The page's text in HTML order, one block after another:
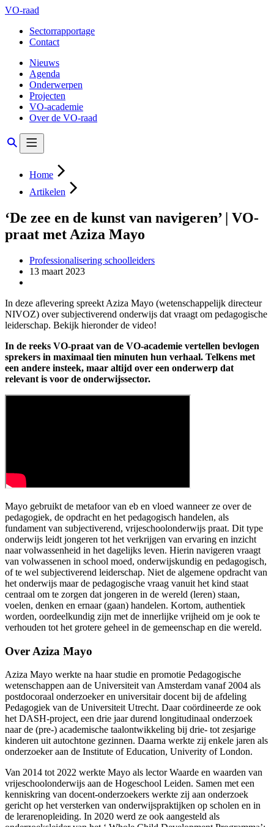
VO-raad
Sectorrapportage
Contact
Nieuws
Agenda
Onderwerpen
Projecten
VO-academie
Over de VO-raad
Home
Artikelen
‘De zee en de kunst van navigeren’ | VO-
praat met Aziza Mayo
Professionalisering schoolleiders
13 maart 2023
In deze aflevering spreekt Aziza Mayo (wetenschappelijk directeur
NIVOZ) over subjectiverend onderwijs dat vraagt om pedagogische
leiderschap. Bekijk hieronder de video!
In de reeks VO-praat van de VO-academie vertellen bevlogen
sprekers in maximaal tien minuten hun verhaal. Telkens met
een andere insteek, maar altijd over een onderwerp dat
relevant is voor de onderwijssector.
Mayo gebruikt de metafoor van eb en vloed wanneer ze over de
pedagogiek, de opdracht en het pedagogisch handelen, als
fundament van subjectiverend, vrijeschoolonderwijs praat. Dit type
onderwijs leidt jongeren tot het verkrijgen van ervaring en inzicht
naar volwassenheid in het dagelijks leven. Hierin navigeren vraagt
van volwassenen in school moed, onderwijskundig en pedagogisch,
of te wel subjectiverend leiderschap. Niet de algemene opdracht van
het onderwijs maar de pedagogische vraag vanuit het kind staat
centraal om te zorgen dat jongeren in de wereld (leren) staan,
voelen, denken en ernaar (gaan) handelen. Kortom, authentiek
worden, oordeelkundig zijn met de innerlijke vrijheid om je ook te
verhouden tot het grotere geheel in de gemeenschap en die wereld.
Over Aziza Mayo
Aziza Mayo werkte na haar studie en promotie Pedagogische
wetenschappen aan de Universiteit van Amsterdam vanaf 2004 als
postdocoraal onderzoeker en universitair docent bij de afdeling
Pedagogiek van de Universiteit Utrecht. Daar coördineerde ze ook
het DASH-project, een drie jaar durend longitudinaal onderzoek
naar de (pre-) academische taalontwikkeling bij drie- tot zesjarige
kinderen uit autochtone gezinnen. Daarna werkte zij enkele jaren als
onderzoeker aan de Institute of Education, Univerity of London.
Van 2014 tot 2022 werkte Mayo als lector Waarde en waarden van
vrijeschoolonderwijs aan de Hogeschool Leiden. Samen met een
kenniskring van docent-onderzoekers werkte zij aan onderzoek
gericht op het versterken van onderwijspraktijken op scholen en in
de lerarenopleiding. In 2020 werd ze ook aangesteld als